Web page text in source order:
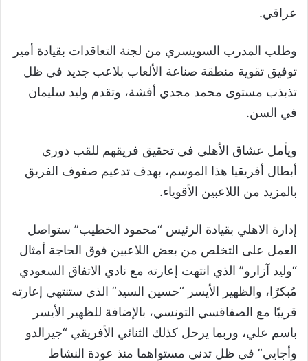
عراقي.
وطلب المدرب السويسري من لجنة التعاقدات بقيادة أمير
توفيق تقوية منطقة صناعة الألعاب بلاعب جديد في ظل
تذبذب مستوى محمد مجدي أفشة، وتقدم وليد سليمان
في السن.
ويأمل عشاق الأهلي في تحقيق فريقهم للقب دوري
أبطال أفريقيا هذا الموسم، بهدف تدعيم صفوف الفريق
بالمزيد من اللاعبين الأقوياء.
إدارة الاهلي بقيادة الرئيس “محمود الخطيب” ستواصل
العمل على التخلص من بعض اللاعبين فوق الحاجة أمثال
“وليد آزارو” الذي انتهت إعارته مع نادي الاتفاق السعودي
مُبكرًا، والظهير الأيسر “حسين السيد” الذي ستنتهي إعارته
قريبًا مع الصفاقسي التونسي، بالإضافة للظهير الأيسر
باسم علي، وربما يرحل كذلك الثنائي الأفريقي “جيرالدو
وأجايي” في ظل تدني مستواهما منذ عودة النشاط